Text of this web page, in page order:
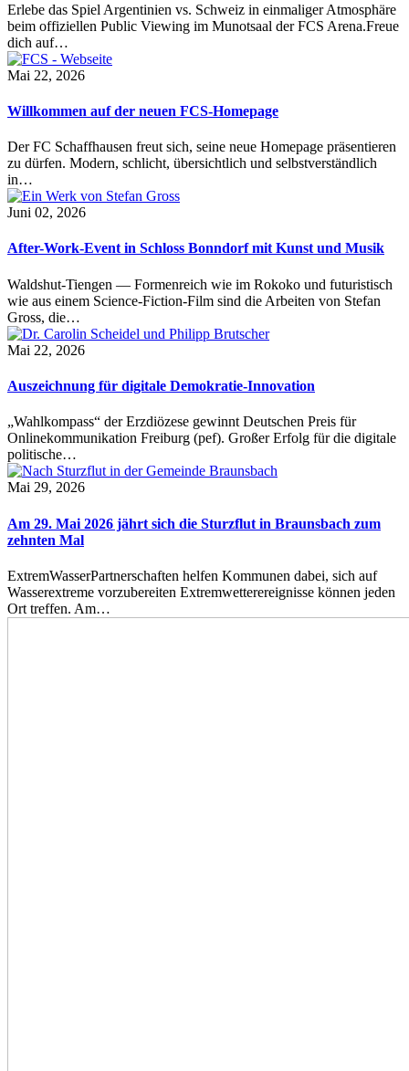
Erlebe das Spiel Argentinien vs. Schweiz in einmaliger Atmosphäre
beim offiziellen Public Viewing im Munotsaal der FCS Arena.Freue
dich auf…
Mai 22, 2026
Willkommen auf der neuen FCS-Homepage
Der FC Schaffhausen freut sich, seine neue Homepage präsentieren
zu dürfen. Modern, schlicht, übersichtlich und selbstverständlich
in…
Juni 02, 2026
After-Work-Event in Schloss Bonndorf mit Kunst und Musik
Waldshut-Tiengen — Formenreich wie im Rokoko und futuristisch
wie aus einem Science-Fiction-Film sind die Arbeiten von Stefan
Gross, die…
Mai 22, 2026
Auszeichnung für digitale Demokratie-Innovation
„Wahlkompass“ der Erzdiözese gewinnt Deutschen Preis für
Onlinekommunikation Freiburg (pef). Großer Erfolg für die digitale
politische…
Mai 29, 2026
Am 29. Mai 2026 jährt sich die Sturzflut in Braunsbach zum
zehnten Mal
ExtremWasserPartnerschaften helfen Kommunen dabei, sich auf
Wasserextreme vorzubereiten Extremwetterereignisse können jeden
Ort treffen. Am…